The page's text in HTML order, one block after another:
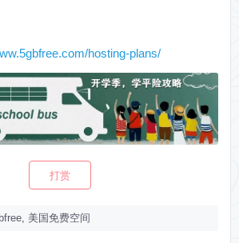
hosting-plans/
打赏
, 美国免费空间